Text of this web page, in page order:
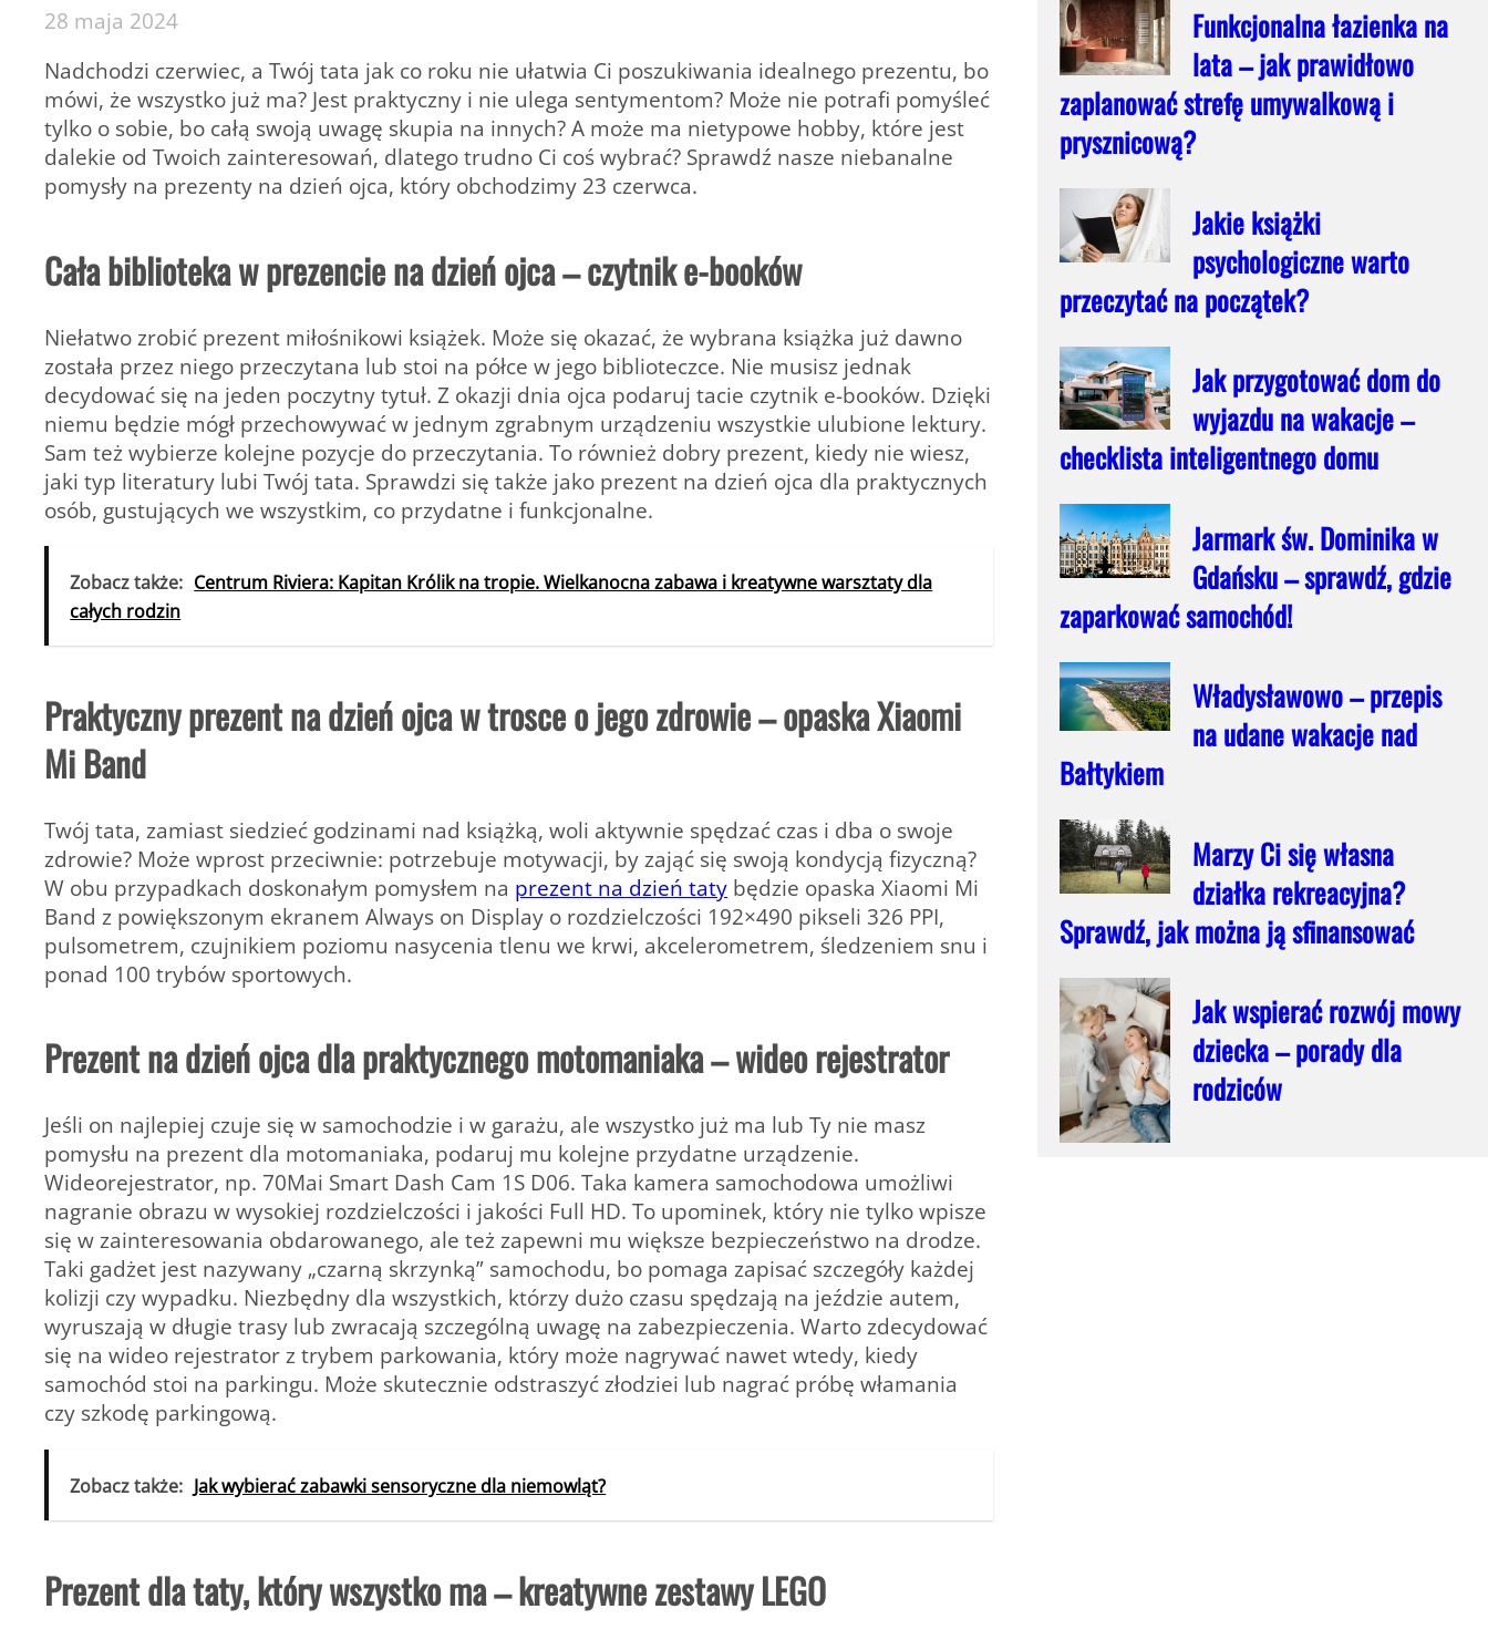
28 maja 2024
Nadchodzi czerwiec, a Twój tata jak co roku nie ułatwia Ci poszukiwania idealnego prezentu, bo
mówi, że wszystko już ma? Jest praktyczny i nie ulega sentymentom? Może nie potrafi pomyśleć
tylko o sobie, bo całą swoją uwagę skupia na innych? A może ma nietypowe hobby, które jest
dalekie od Twoich zainteresowań, dlatego trudno Ci coś wybrać? Sprawdź nasze niebanalne
pomysły na prezenty na dzień ojca, który obchodzimy 23 czerwca.
Cała biblioteka w prezencie na dzień ojca – czytnik e-booków
Niełatwo zrobić prezent miłośnikowi książek. Może się okazać, że wybrana książka już dawno
została przez niego przeczytana lub stoi na półce w jego biblioteczce. Nie musisz jednak
decydować się na jeden poczytny tytuł. Z okazji dnia ojca podaruj tacie czytnik e-booków. Dzięki
niemu będzie mógł przechowywać w jednym zgrabnym urządzeniu wszystkie ulubione lektury.
Sam też wybierze kolejne pozycje do przeczytania. To również dobry prezent, kiedy nie wiesz,
jaki typ literatury lubi Twój tata. Sprawdzi się także jako prezent na dzień ojca dla praktycznych
osób, gustujących we wszystkim, co przydatne i funkcjonalne.
Zobacz także: Centrum Riviera: Kapitan Królik na tropie. Wielkanocna zabawa i kreatywne warsztaty dla
całych rodzin
Praktyczny prezent na dzień ojca w trosce o jego zdrowie – opaska Xiaomi
Mi Band
Twój tata, zamiast siedzieć godzinami nad książką, woli aktywnie spędzać czas i dba o swoje
zdrowie? Może wprost przeciwnie: potrzebuje motywacji, by zająć się swoją kondycją fizyczną?
W obu przypadkach doskonałym pomysłem na prezent na dzień taty będzie opaska Xiaomi Mi
Band z powiększonym ekranem Always on Display o rozdzielczości 192×490 pikseli 326 PPI,
pulsometrem, czujnikiem poziomu nasycenia tlenu we krwi, akcelerometrem, śledzeniem snu i
ponad 100 trybów sportowych.
Prezent na dzień ojca dla praktycznego motomaniaka – wideo rejestrator
Jeśli on najlepiej czuje się w samochodzie i w garażu, ale wszystko już ma lub Ty nie masz
pomysłu na prezent dla motomaniaka, podaruj mu kolejne przydatne urządzenie.
Wideorejestrator, np. 70Mai Smart Dash Cam 1S D06. Taka kamera samochodowa umożliwi
nagranie obrazu w wysokiej rozdzielczości i jakości Full HD. To upominek, który nie tylko wpisze
się w zainteresowania obdarowanego, ale też zapewni mu większe bezpieczeństwo na drodze.
Taki gadżet jest nazywany „czarną skrzynką” samochodu, bo pomaga zapisać szczegóły każdej
kolizji czy wypadku. Niezbędny dla wszystkich, którzy dużo czasu spędzają na jeździe autem,
wyruszają w długie trasy lub zwracają szczególną uwagę na zabezpieczenia. Warto zdecydować
się na wideo rejestrator z trybem parkowania, który może nagrywać nawet wtedy, kiedy
samochód stoi na parkingu. Może skutecznie odstraszyć złodziei lub nagrać próbę włamania
czy szkodę parkingową.
Zobacz także: Jak wybierać zabawki sensoryczne dla niemowląt?
Prezent dla taty, który wszystko ma – kreatywne zestawy LEGO
Funkcjonalna łazienka na
lata – jak prawidłowo
zaplanować strefę umywalkową i
prysznicową?
Jakie książki
psychologiczne warto
przeczytać na początek?
Jak przygotować dom do
wyjazdu na wakacje –
checklista inteligentnego domu
Jarmark św. Dominika w
Gdańsku – sprawdź, gdzie
zaparkować samochód!
Władysławowo – przepis
na udane wakacje nad
Bałtykiem
Marzy Ci się własna
działka rekreacyjna?
Sprawdź, jak można ją sfinansować
Jak wspierać rozwój mowy
dziecka – porady dla
rodziców